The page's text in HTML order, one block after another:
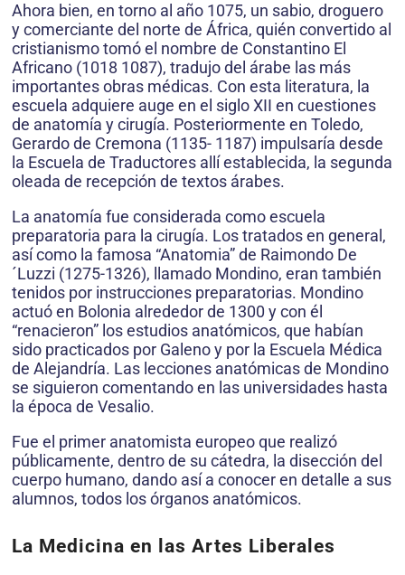
Ahora bien, en torno al año 1075, un sabio, droguero
y comerciante del norte de África, quién convertido al
cristianismo tomó el nombre de Constantino El
Africano (1018 1087), tradujo del árabe las más
importantes obras médicas. Con esta literatura, la
escuela adquiere auge en el siglo XII en cuestiones
de anatomía y cirugía. Posteriormente en Toledo,
Gerardo de Cremona (1135- 1187) impulsaría desde
la Escuela de Traductores allí establecida, la segunda
oleada de recepción de textos árabes.
La anatomía fue considerada como escuela
preparatoria para la cirugía. Los tratados en general,
así como la famosa “Anatomia” de Raimondo De
´Luzzi (1275-1326), llamado Mondino, eran también
tenidos por instrucciones preparatorias. Mondino
actuó en Bolonia alrededor de 1300 y con él
“renacieron” los estudios anatómicos, que habían
sido practicados por Galeno y por la Escuela Médica
de Alejandría. Las lecciones anatómicas de Mondino
se siguieron comentando en las universidades hasta
la época de Vesalio.
Fue el primer anatomista europeo que realizó
públicamente, dentro de su cátedra, la disección del
cuerpo humano, dando así a conocer en detalle a sus
alumnos, todos los órganos anatómicos.
La Medicina en las Artes Liberales